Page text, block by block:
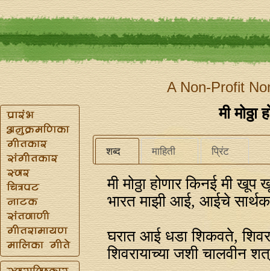
A Non-Profit
मी मोठ्ठा
शब्द माहिती प्रिंट
मी मोठ्ठा होणार किनई मी
भारत माझी आई, आईचे
घरात आई धडा शिकवते,
शिवरायाच्या जशी चालवीन